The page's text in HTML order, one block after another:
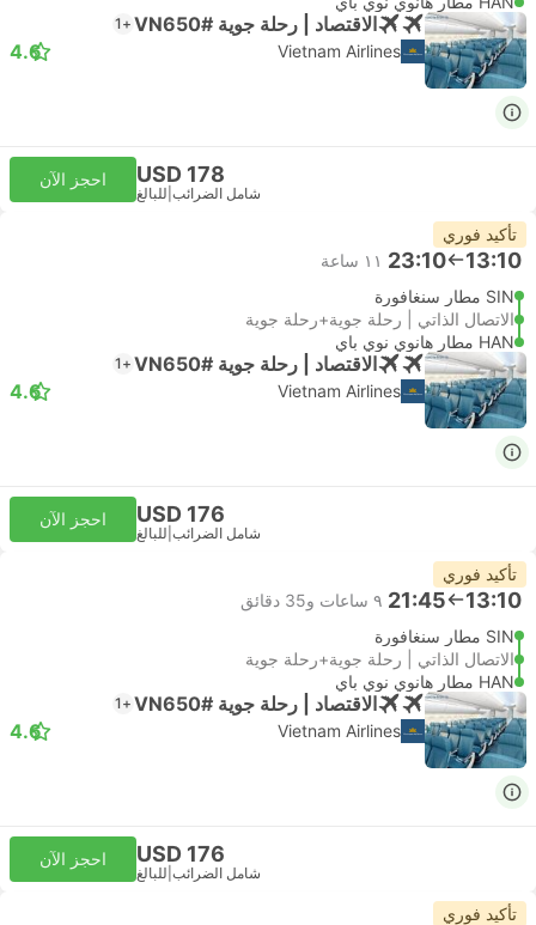
الاقتصاد | رحلة جوية #VN650 +1
Vietnam Airlines
4.6
USD 178
شامل الضرائب للبالغ
احجز الآن
تأكيد فوري
13:10
23:10 ١١ ساعة
SIN مطار سنغافورة
الاتصال الذاتي | رحلة جوية+رحلة جوية
HAN مطار هانوي نوي باي
الاقتصاد | رحلة جوية #VN650 +1
Vietnam Airlines
4.6
USD 176
شامل الضرائب للبالغ
احجز الآن
تأكيد فوري
13:10
21:45 ٩ ساعات و‫35 دقائق
SIN مطار سنغافورة
الاتصال الذاتي | رحلة جوية+رحلة جوية
HAN مطار هانوي نوي باي
الاقتصاد | رحلة جوية #VN650 +1
Vietnam Airlines
4.6
USD 176
شامل الضرائب للبالغ
احجز الآن
تأكيد فوري